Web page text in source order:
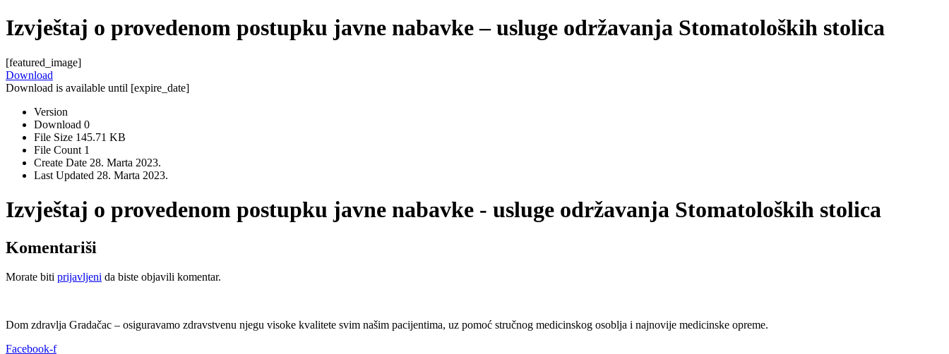
Izvještaj o provedenom postupku javne nabavke – usluge održavanja Stomatoloških stolica
[featured_image]
Download
Download is available until [expire_date]
Version
Download 0
File Size 145.71 KB
File Count 1
Create Date 28. Marta 2023.
Last Updated 28. Marta 2023.
Izvještaj o provedenom postupku javne nabavke - usluge održavanja Stomatoloških stolica
Komentariši
Morate biti prijavljeni da biste objavili komentar.
Dom zdravlja Gradačac – osiguravamo zdravstvenu njegu visoke kvalitete svim našim pacijentima, uz pomoć stručnog medicinskog osoblja i najnovije medicinske opreme.
Facebook-f